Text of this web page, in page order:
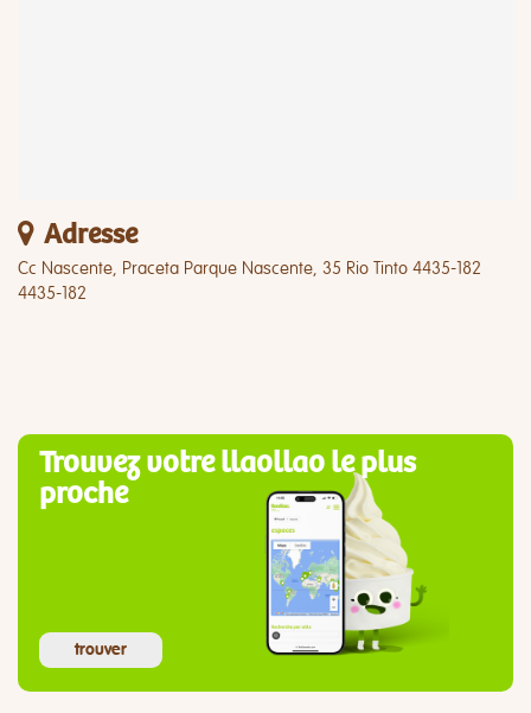
Adresse
Cc Nascente, Praceta Parque Nascente, 35 Rio Tinto 4435-182
4435-182
Trouvez votre llaollao le plus
proche
trouver